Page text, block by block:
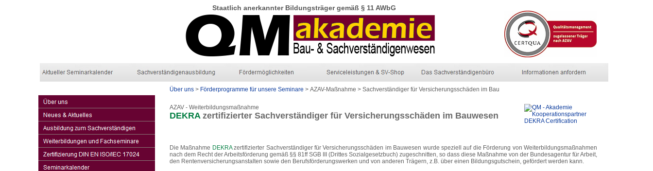
Staatlich anerkannter Bildungsträgergemäß § 11 AWbG
Über uns > Förderprogramme für unsere Seminare > AZAV-Maßnahme > Sachverständiger für Versicherungsschäden im Bau
AZAV - Weiterbildungsmaßnahme
DEKRAzertifizierter Sachverständiger für Versicherungsschäden im Bauwesen
Die Maßnahme DEKRAzertifizierter Sachverständiger für Versicherungsschäden im Bauwesen wurde speziell auf die Förderung von Weiterbildungsmaßnahmen
nach dem Recht der Arbeitsförderung gemäß §§ 81ff SGB III (Drittes Sozialgesetzbuch) zugeschnitten, so dass diese Maßnahme von der Bundesagentur für Arbeit,
den Rentenversicherungsanstalten sowie den Berufsförderungswerken und von anderen Trägern, z.B. über einen Bildungsgutschein, gefördert werden kann.